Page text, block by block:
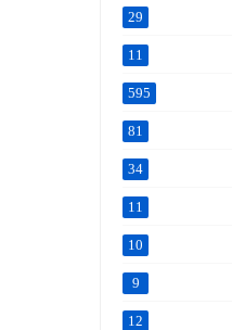
29
11
595
81
34
11
10
9
12